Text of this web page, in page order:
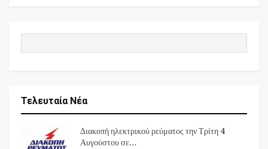
Τελευταία Νέα
Διακοπή ηλεκτρικού ρεύματος την Τρίτη 4
Αυγούστου σε…